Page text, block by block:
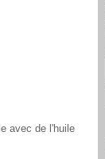
avec de l'huile